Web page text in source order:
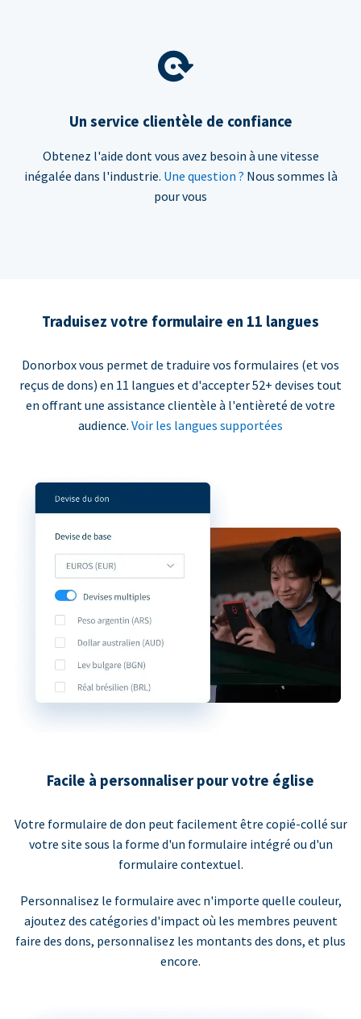
Un service clientèle de confiance
Obtenez l'aide dont vous avez besoin à une vitesse
inégalée dans l'industrie. Une question ? Nous sommes là
pour vous
Traduisez votre formulaire en 11 langues
Donorbox vous permet de traduire vos formulaires (et vos
reçus de dons) en 11 langues et d'accepter 52+ devises tout
en offrant une assistance clientèle à l'entièreté de votre
audience. Voir les langues supportées
Facile à personnaliser pour votre église
Votre formulaire de don peut facilement être copié-collé sur
votre site sous la forme d'un formulaire intégré ou d'un
formulaire contextuel.
Personnalisez le formulaire avec n'importe quelle couleur,
ajoutez des catégories d'impact où les membres peuvent
faire des dons, personnalisez les montants des dons, et plus
encore.